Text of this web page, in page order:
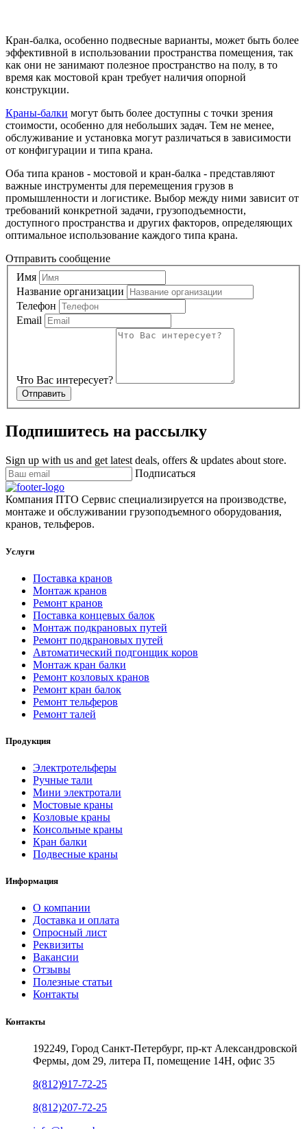
Кран-балка, особенно подвесные варианты, может быть более
эффективной в использовании пространства помещения, так
как они не занимают полезное пространство на полу, в то
время как мостовой кран требует наличия опорной
конструкции.
Краны-балки могут быть более доступны с точки зрения
стоимости, особенно для небольших задач. Тем не менее,
обслуживание и установка могут различаться в зависимости
от конфигурации и типа крана.
Оба типа кранов - мостовой и кран-балка - представляют
важные инструменты для перемещения грузов в
промышленности и логистике. Выбор между ними зависит от
требований конкретной задачи, грузоподъемности,
доступного пространства и других факторов, определяющих
оптимальное использование каждого типа крана.
Отправить сообщение
Имя
Название организации
Телефон
Email
Что Вас интересует?
Отправить
Подпишитесь на рассылку
Sign up with us and get latest deals, offers & updates about store.
Подписаться
Компания ПТО Сервис специализируется на производстве,
монтаже и обслуживании грузоподъемного оборудования,
кранов, тельферов.
Услуги
Поставка кранов
Монтаж кранов
Ремонт кранов
Поставка концевых балок
Монтаж подкрановых путей
Ремонт подкрановых путей
Автоматический подгонщик коров
Монтаж кран балки
Ремонт козловых кранов
Ремонт кран балок
Ремонт тельферов
Ремонт талей
Продукция
Электротельферы
Ручные тали
Мини электротали
Мостовые краны
Козловые краны
Консольные краны
Кран балки
Подвесные краны
Информация
О компании
Доставка и оплата
Опросный лист
Реквизиты
Вакансии
Отзывы
Полезные статьи
Контакты
Контакты
192249, Город Санкт-Петербург, пр-кт Александровской
Фермы, дом 29, литера П, помещение 14Н, офис 35
8(812)917-72-25
8(812)207-72-25